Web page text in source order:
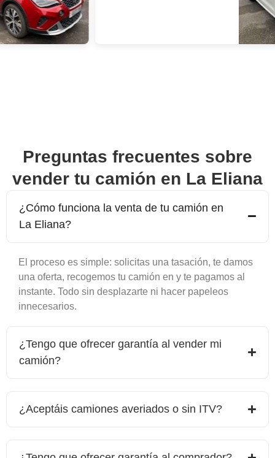
Preguntas frecuentes sobre
vender tu camión en La Eliana
¿Cómo funciona la venta de tu camión en
La Eliana?
El proceso es simple: solicitas una tasación, te damos
una oferta, recogemos tu camión en y te pagamos al
instante. Todo sin desplazarte ni hacer papeleos
innecesarios.
¿Tengo que ofrecer garantía al vender mi
camión?
¿Aceptáis camiones averiados o sin ITV?